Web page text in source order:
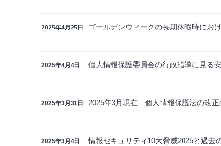
2025年4月25日 ゴールデンウィークの長期休暇時にお
2025年4月4日 個人情報保護委員会の行政指導に見る
2025年3月31日 2025年3月現在 個人情報保護法の改正
2025年3月4日 情報セキュリティ10大脅威2025と過去